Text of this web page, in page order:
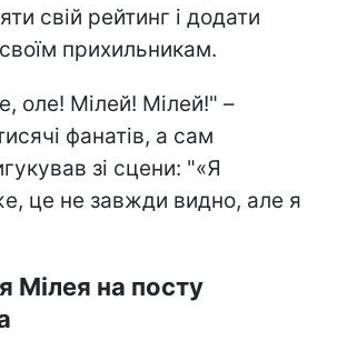
свій рейтинг і додати
прихильникам.
оле! Мілей! Мілей!" –
фанатів, а сам
зі сцени: "«Я
це не завжди видно, але я
Мілея на посту